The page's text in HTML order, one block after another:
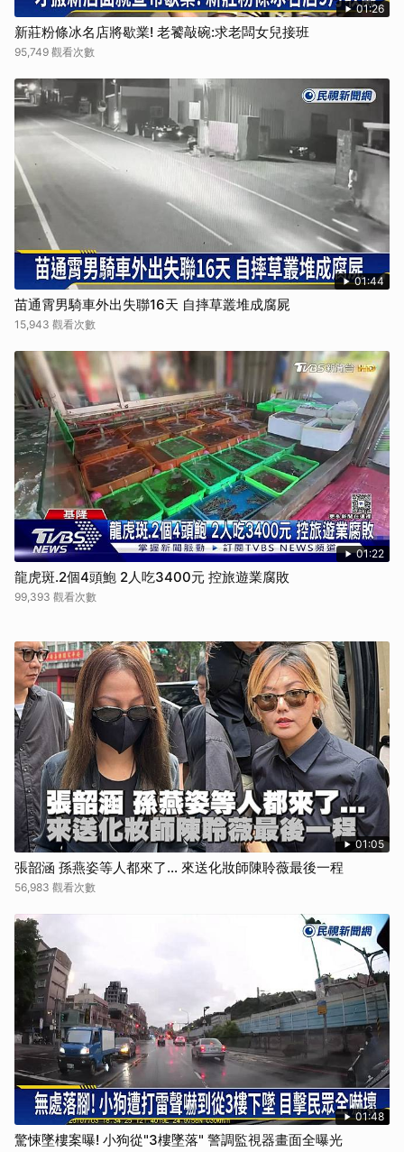
01:26
新莊粉條冰名店將歇業! 老饕敲碗:求老闆女兒接班
95,749 觀看次數
01:44
苗通霄男騎車外出失聯16天 自摔草叢堆成腐屍
15,943 觀看次數
01:22
龍虎斑.2個4頭鮑 2人吃3400元 控旅遊業腐敗
99,393 觀看次數
01:05
張韶涵 孫燕姿等人都來了... 來送化妝師陳聆薇最後一程
56,983 觀看次數
01:48
驚悚墜樓案曝! 小狗從"3樓墜落" 警調監視器畫面全曝光